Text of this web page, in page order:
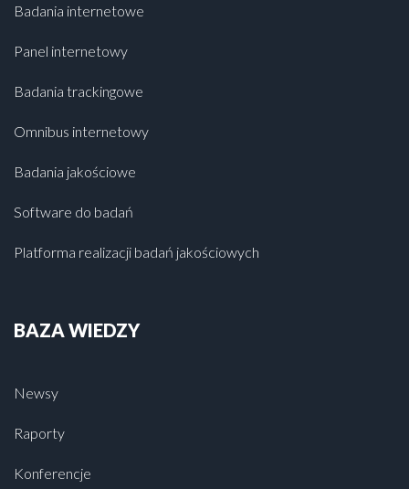
Badania internetowe
Panel internetowy
Badania trackingowe
Omnibus internetowy
Badania jakościowe
Software do badań
Platforma realizacji badań jakościowych
BAZA WIEDZY
Newsy
Raporty
Konferencje